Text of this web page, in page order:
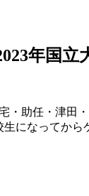
年国
・助任・津田
になってから